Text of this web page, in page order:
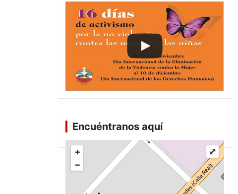
Encuéntranos aquí
+
−
⤢